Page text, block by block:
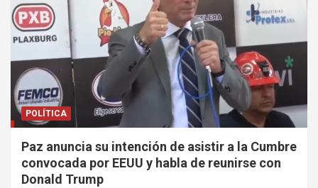
POLÍTICA
Paz anuncia su intención de asistir a la Cumbre
convocada por EEUU y habla de reunirse con
Donald Trump